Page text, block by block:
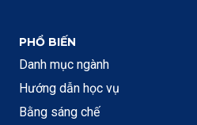
PHỔ BIẾN
Danh mục ngành
Hướng dẫn học vụ
Bằng sáng chế